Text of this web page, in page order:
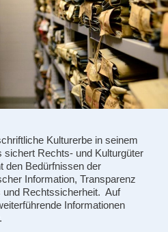
Kulturerbe in seinem
sichert Rechts- und Kulturgüter
den Bedürfnissen der
Information, Transparenz
und Rechtssicherheit. Auf
Informationen